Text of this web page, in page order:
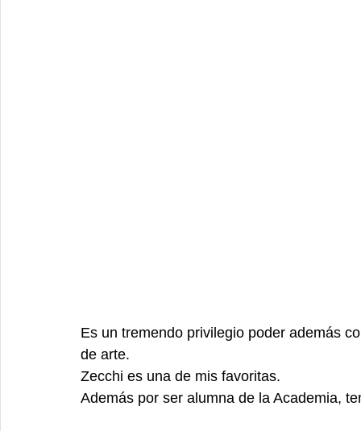
Es un tremendo privilegio poder además
de arte.
Zecchi es una de mis favoritas.
Además por ser alumna de la Academia,